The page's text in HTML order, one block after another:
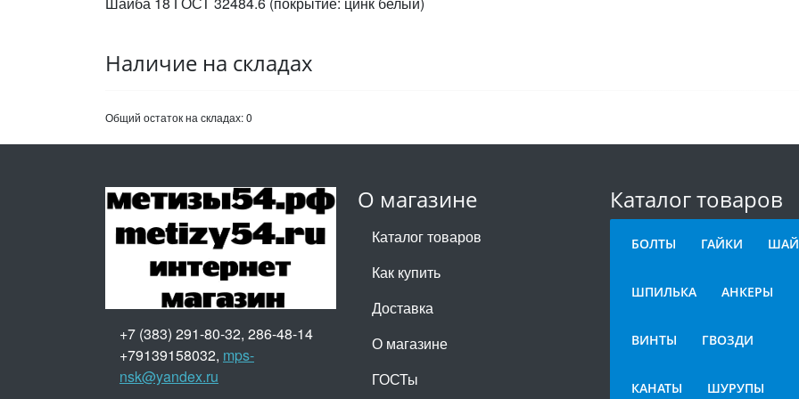
Наличие на складах
Общий остаток на складах:0
О магазине
Каталог товаров
Как купить
Доставка
О магазине
ГОСТы
Каталог товаров
БОЛТЫ ГАЙКИ
ШПИЛЬКА АНКЕРЫ
ВИНТЫ ГВОЗДИ
КАНАТЫ ШУРУПЫ
+7 (383) 291-80-32, 286-48-14
+79139158032, mps-
nsk@yandex.ru